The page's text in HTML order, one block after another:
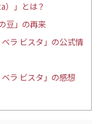
）」とは？
豆」の再来
ラ ビスタ」の公式情
ラ ビスタ」の感想